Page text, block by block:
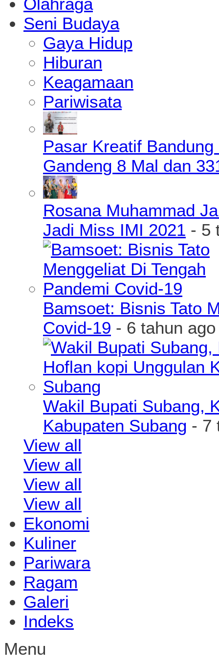
Seni Budaya
Gaya Hidup
Hiburan
Keagamaan
Pariwisata
Pasar Kreatif
Gandeng 8 Mal dan
Rosana Muhammad
Jadi Miss IMI 2021 - 5
Bamsoet: Bisnis Tato
Covid-19 - 6 tahun ago
Wakil Bupati Subang,
Kabupaten Subang - 7
View all
View all
View all
View all
Ekonomi
Kuliner
Pariwara
Ragam
Galeri
Indeks
Menu